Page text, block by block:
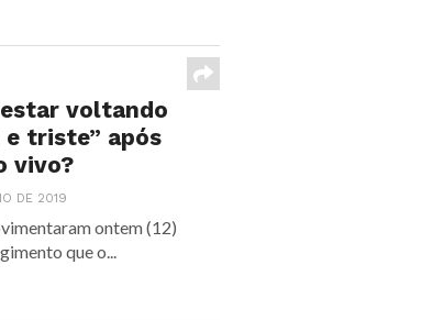
voltando
e triste” após
vivo?
DE 2019
ontem (12)
que o...